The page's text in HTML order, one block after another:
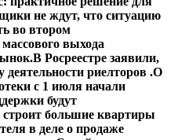
не ждут, что ситуацию
во втором
выхода
В Росреестре заявили,
риелторов .О
с 1 июля начали
будут
строит большие квартиры
в деле о продаже